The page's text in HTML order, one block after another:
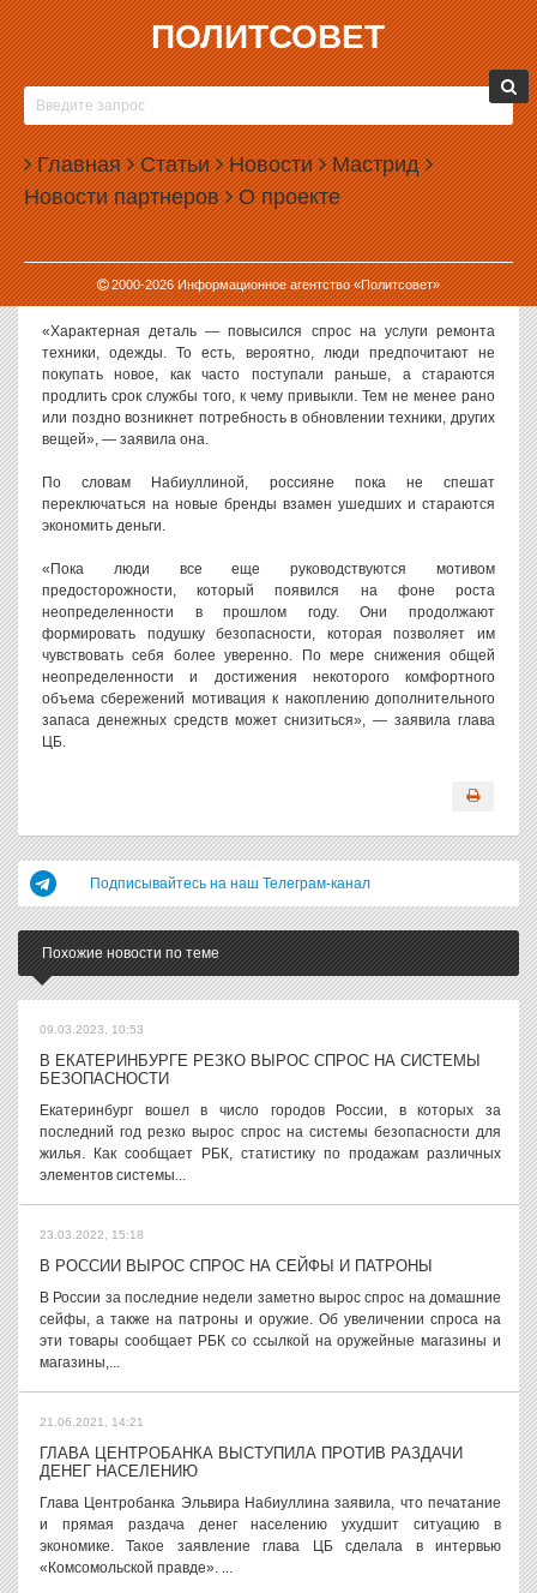
ПОЛИТСОВЕТ
Главная Статьи Новости Мастрид
Новости партнеров О проекте
2000-2026Информационное агентство «Политсовет»
17.03.2023, 17:57
В РОССИИ ВЫРОС СПРОС НА РЕМОНТ
ТЕХНИКИ И ОДЕЖДЫ
В России за последний год вырос спрос на услуги, связанные с
ремонтом техники и одежды. Это значит, что россияне пытаются
продлить жизнь старых вещей.
О такой тенденции заявила 17 марта 2023 года председатель
Центробанка РФ Эльвира Набиуллина.
«Характерная деталь — повысился спрос на услуги ремонта
техники, одежды. То есть, вероятно, люди предпочитают не
покупать новое, как часто поступали раньше, а стараются
продлить срок службы того, к чему привыкли. Тем не менее рано
или поздно возникнет потребность в обновлении техники, других
вещей», — заявила она.
По словам Набиуллиной, россияне пока не спешат
переключаться на новые бренды взамен ушедших и стараются
экономить деньги.
«Пока люди все еще руководствуются мотивом
предосторожности, который появился на фоне роста
неопределенности в прошлом году. Они продолжают
формировать подушку безопасности, которая позволяет им
чувствовать себя более уверенно. По мере снижения общей
неопределенности и достижения некоторого комфортного
объема сбережений мотивация к накоплению дополнительного
запаса денежных средств может снизиться», — заявила глава
ЦБ.
Подписывайтесь на наш Телеграм-канал
Похожие новости по теме
09.03.2023, 10:53
В ЕКАТЕРИНБУРГЕ РЕЗКО ВЫРОС СПРОС НА СИСТЕМЫ
БЕЗОПАСНОСТИ
Екатеринбург вошел в число городов России, в которых за
последний год резко вырос спрос на системы безопасности для
жилья. Как сообщает РБК, статистику по продажам различных
элементов системы...
23.03.2022, 15:18
В РОССИИ ВЫРОС СПРОС НА СЕЙФЫ И ПАТРОНЫ
В России за последние недели заметно вырос спрос на домашние
сейфы, а также на патроны и оружие. Об увеличении спроса на
эти товары сообщает РБК со ссылкой на оружейные магазины и
магазины,...
21.06.2021, 14:21
ГЛАВА ЦЕНТРОБАНКА ВЫСТУПИЛА ПРОТИВ РАЗДАЧИ
ДЕНЕГ НАСЕЛЕНИЮ
Глава Центробанка Эльвира Набиуллина заявила, что печатание
и прямая раздача денег населению ухудшит ситуацию в
экономике. Такое заявление глава ЦБ сделала в интервью
«Комсомольской правде». ...